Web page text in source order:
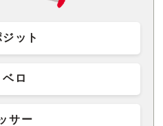
ット
ベロ
サー